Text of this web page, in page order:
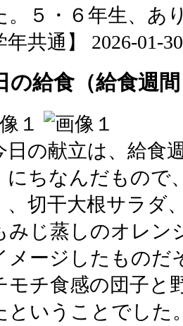
。５・６年生、あ
年共通】 2026-01-
の給食（給食週
の献立は、給食
にちなんだもので
、切干大根サラダ
みじ蒸しのオレン
メージしたものだ
モチ食感の団子と
ということでした